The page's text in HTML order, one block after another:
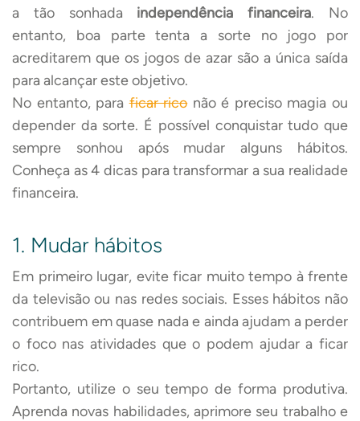
a tão sonhada independência financeira. No
entanto, boa parte tenta a sorte no jogo por
acreditarem que os jogos de azar são a única saída
para alcançar este objetivo.
No entanto, paraficar riconão é preciso magia ou
depender da sorte. É possível conquistar tudo que
sempre sonhou após mudar alguns hábitos.
Conheça as 4 dicas para transformar a sua realidade
financeira.
1. Mudar hábitos
Em primeiro lugar, evite ficar muito tempo à frente
da televisão ou nas redes sociais. Esses hábitos não
contribuem em quase nada e ainda ajudam a perder
o foco nas atividades que o podem ajudar a ficar
rico.
Portanto, utilize o seu tempo de forma produtiva.
Aprenda novas habilidades, aprimore seu trabalho e